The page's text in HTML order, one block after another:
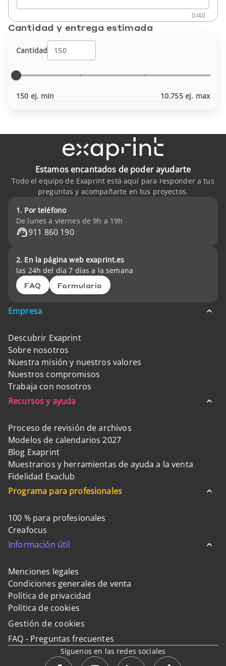
0/40
Cantidad y entrega estimada
Cantidad
150 ej. min 10.755 ej. max
Estamos encantados de poder ayudarte
Todo el equipo de Exaprint está aquí para responder a tus
preguntas y acompañarte en tus proyectos.
1. Por teléfono
De lunes a viernes de 9h a 19h
911 860 190
2. En la página web exaprint.es
las 24h del día 7 días a la semana
FAQ Formulario
Empresa
Descubrir Exaprint
Sobre nosotros
Nuestra misión y nuestros valores
Nuestros compromisos
Trabaja con nosotros
Recursos y ayuda
Proceso de revisión de archivos
Modelos de calendarios 2027
Blog Exaprint
Muestrarios y herramientas de ayuda a la venta
Fidelidad Exaclub
Programa para profesionales
100 % para profesionales
Creafocus
Información útil
Menciones legales
Condiciones generales de venta
Política de privacidad
Política de cookies
Gestión de cookies
FAQ - Preguntas frecuentes
Síguenos en las redes sociales